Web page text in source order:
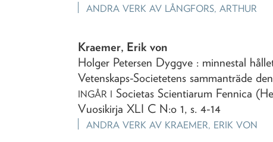
ANDRA VERK AV LÅNGFORS, ARTHUR
Kraemer, Erik von
Holger Petersen Dyggve : minnestal
Vetenskaps-Societetens sammanträde
INGÅR I Societas Scientiarum Fennica
Vuosikirja XLI C N:o 1, s. 4-14
ANDRA VERK AV KRAEMER, ERIK VON